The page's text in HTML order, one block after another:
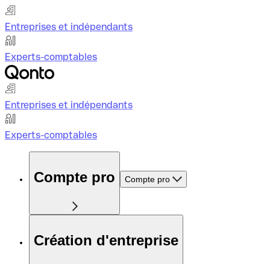
Entreprises et indépendants
Experts-comptables
Entreprises et indépendants
Experts-comptables
Compte pro Compte pro
Création d'entreprise